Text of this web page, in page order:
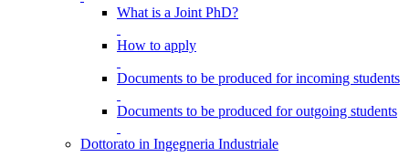
What is a Joint PhD?
How to apply
Documents to be produced for incoming students
Documents to be produced for outgoing students
Dottorato in Ingegneria Industriale